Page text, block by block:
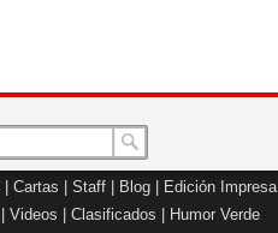
Cartas Staff Blog
Edición Impresa
Videos Clasificados Humor Verde